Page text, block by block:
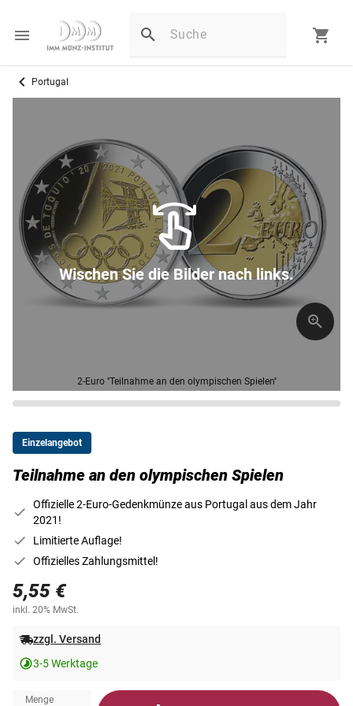
Portugal
2-Euro ''Teilnahme an den olympischen Spielen''
Wischen Sie die Bilder nach links.
Einzelangebot
Teilnahme an den olympischen Spielen
Offizielle 2-Euro-Gedenkmünze aus Portugal aus dem Jahr
2021!
Limitierte Auflage!
Offizielles Zahlungsmittel!
5,55 €
inkl. 20% MwSt.
zzgl. Versand
3-5 Werktage
Menge